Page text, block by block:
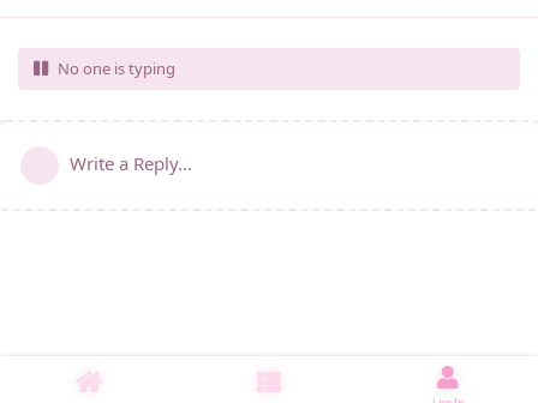
No one is typing
Write a Reply...